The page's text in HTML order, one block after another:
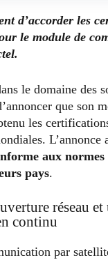
d’accorder les
le module de
le domaine des
que son
les
L’annonce
aux normes
pays.
réseau et
continu
par